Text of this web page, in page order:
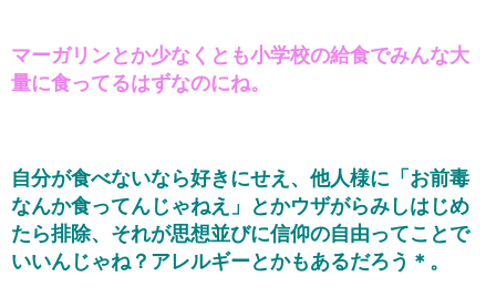
マーガリンとか少なくとも小学校の給食でみんな大
量に食ってるはずなのにね。
自分が食べないなら好きにせえ、他人様に「お前毒
なんか食ってんじゃねえ」とかウザがらみしはじめ
たら排除、それが思想並びに信仰の自由ってことで
いいんじゃね？アレルギーとかもあるだろう＊。